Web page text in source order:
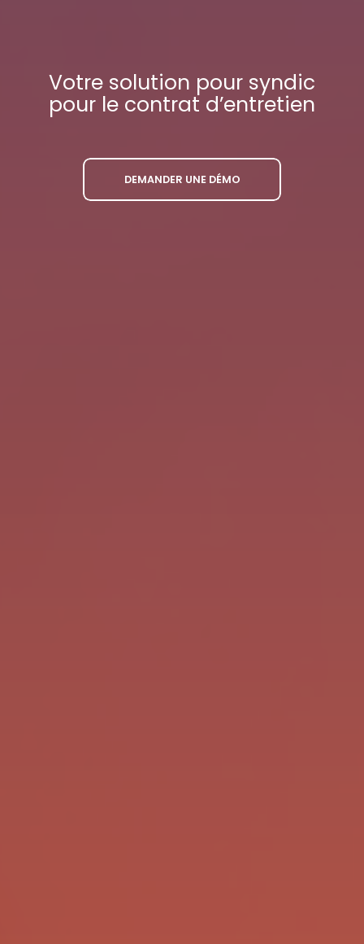
Votre solution pour syndic
pour le contrat d’entretien
DEMANDER UNE DÉMO